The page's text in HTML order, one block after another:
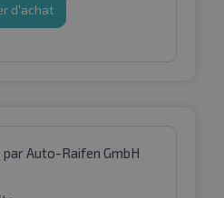
d'achat
par Auto-Raifen GmbH